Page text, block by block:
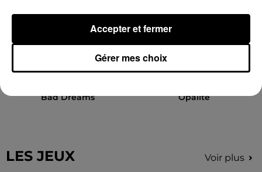
Bad Dreams Opalite
LES JEUX Voir plus
Gérer mes choix
Accepter et fermer